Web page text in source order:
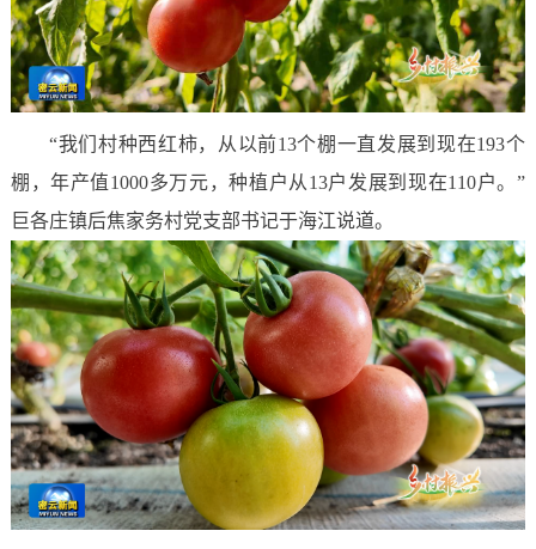
“我们村种西红柿，从以前13个棚一直发展到现在193个
棚，年产值1000多万元，种植户从13户发展到现在110户。”
巨各庄镇后焦家务村党支部书记于海江说道。